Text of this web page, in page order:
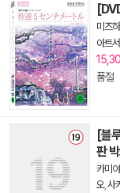
미즈
아트
품절
[블
판
카미
오, 사